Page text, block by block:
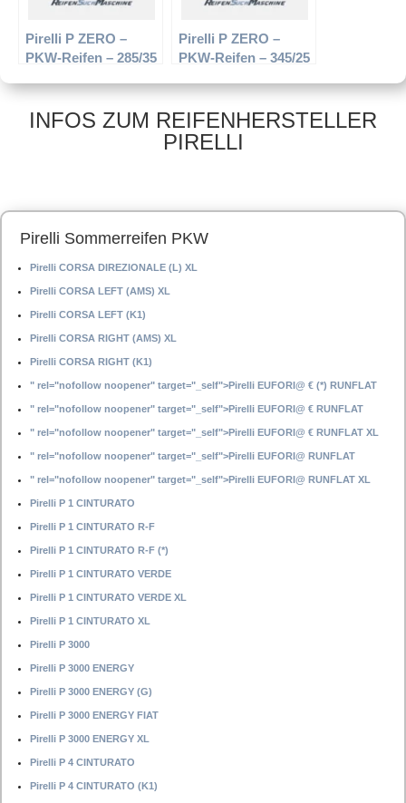
Pirelli P ZERO –
PKW-Reifen – 285/35
Sommerreifen
Pirelli P ZERO –
PKW-Reifen – 345/25
Sommerreifen
INFOS ZUM REIFENHERSTELLER
PIRELLI
Pirelli Sommerreifen PKW
Pirelli CORSA DIREZIONALE (L) XL
Pirelli CORSA LEFT (AMS) XL
Pirelli CORSA LEFT (K1)
Pirelli CORSA RIGHT (AMS) XL
Pirelli CORSA RIGHT (K1)
" rel="nofollow noopener" target="_self">Pirelli EUFORI@ € (*) RUNFLAT
" rel="nofollow noopener" target="_self">Pirelli EUFORI@ € RUNFLAT
" rel="nofollow noopener" target="_self">Pirelli EUFORI@ € RUNFLAT XL
" rel="nofollow noopener" target="_self">Pirelli EUFORI@ RUNFLAT
" rel="nofollow noopener" target="_self">Pirelli EUFORI@ RUNFLAT XL
Pirelli P 1 CINTURATO
Pirelli P 1 CINTURATO R-F
Pirelli P 1 CINTURATO R-F (*)
Pirelli P 1 CINTURATO VERDE
Pirelli P 1 CINTURATO VERDE XL
Pirelli P 1 CINTURATO XL
Pirelli P 3000
Pirelli P 3000 ENERGY
Pirelli P 3000 ENERGY (G)
Pirelli P 3000 ENERGY FIAT
Pirelli P 3000 ENERGY XL
Pirelli P 4 CINTURATO
Pirelli P 4 CINTURATO (K1)